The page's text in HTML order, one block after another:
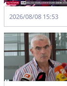
2026/08/08 15:53